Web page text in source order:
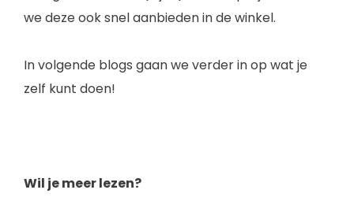
we deze ook snel aanbieden in de winkel.
In volgende blogs gaan we verder in op wat je
zelf kunt doen!
Wil je meer lezen?